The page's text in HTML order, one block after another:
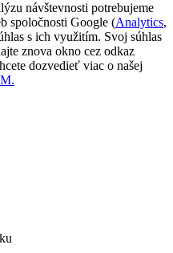
návštevnosti potrebujeme
spoločnosti Google (Analytics,
s ich využitím. Svoj súhlas
znova okno cez odkaz
dozvedieť viac o našej